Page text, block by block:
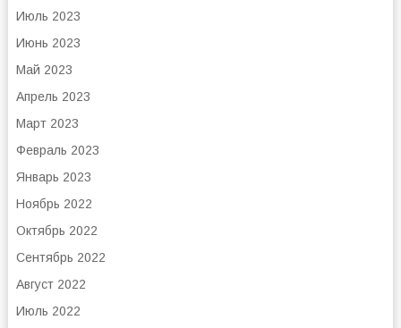
Июль 2023
Июнь 2023
Май 2023
Апрель 2023
Март 2023
Февраль 2023
Январь 2023
Ноябрь 2022
Октябрь 2022
Сентябрь 2022
Август 2022
Июль 2022